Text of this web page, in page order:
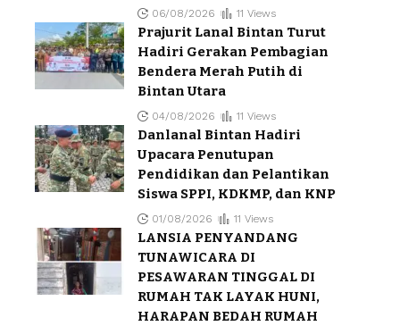
06/08/2026 11 Views
Prajurit Lanal Bintan Turut
Hadiri Gerakan Pembagian
Bendera Merah Putih di
Bintan Utara
04/08/2026 11 Views
Danlanal Bintan Hadiri
Upacara Penutupan
Pendidikan dan Pelantikan
Siswa SPPI, KDKMP, dan KNP
01/08/2026 11 Views
LANSIA PENYANDANG
TUNAWICARA DI
PESAWARAN TINGGAL DI
RUMAH TAK LAYAK HUNI,
HARAPAN BEDAH RUMAH